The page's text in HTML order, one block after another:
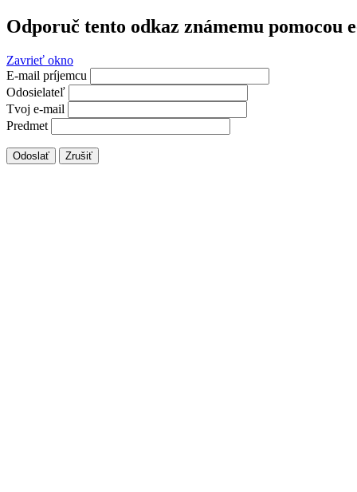
Odporuč tento odkaz známemu pomocou
Zavrieť okno
E-mail príjemcu
Odosielateľ
Tvoj e-mail
Predmet
Odoslať Zrušiť